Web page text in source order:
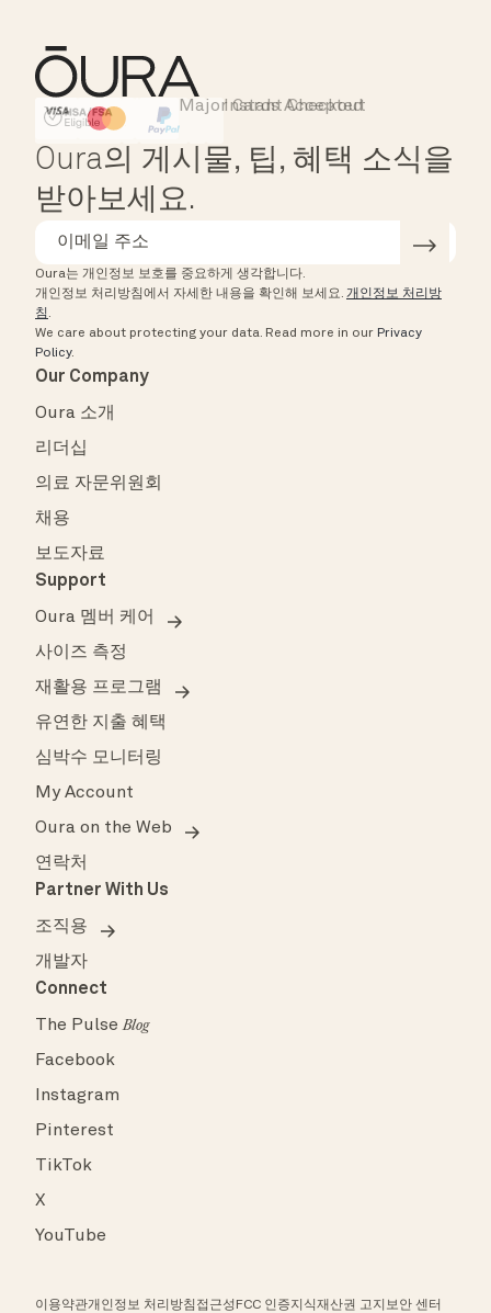
HSA/FSA Eligible
Affirm
Instant Checkout
Major Cards Accepted
Oura의 게시물, 팁, 혜택 소식을
받아보세요.
Oura는 개인정보 보호를 중요하게 생각합니다.
개인정보 처리방침에서 자세한 내용을 확인해 보세요. 개인정보 처리방
침 .
We care about protecting your data. Read more in our Privacy
Policy.
Our Company
Oura 소개
리더십
의료 자문위원회
채용
보도자료
Support
Oura 멤버 케어
사이즈 측정
재활용 프로그램
유연한 지출 혜택
심박수 모니터링
My Account
Oura on the Web
연락처
Partner With Us
조직용
개발자
Connect
The PulseBlog
Facebook
Instagram
Pinterest
TikTok
X
YouTube
이용약관개인정보 처리방침 접근성 FCC 인증지식재산권 고지 보안 센터